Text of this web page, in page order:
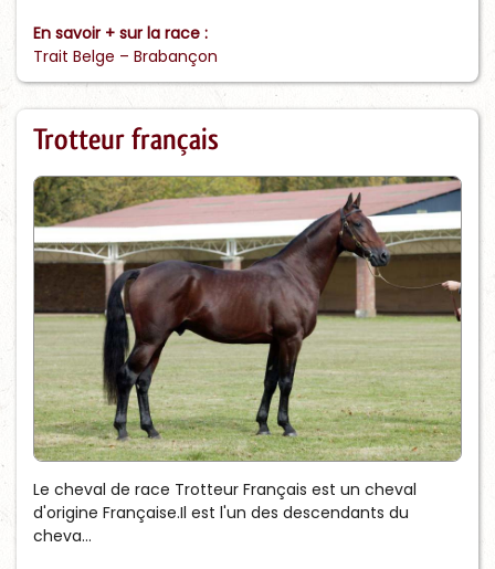
En savoir + sur la race :
Trait Belge – Brabançon
Trotteur français
Le cheval de race Trotteur Français est un cheval
d'origine Française.Il est l'un des descendants du
cheva...